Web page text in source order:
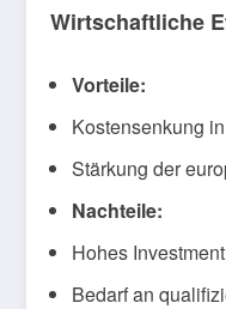
Wirtschaftliche
Vorteile:
Kostensenkung
Stärkung der
Nachteile:
Hohes
Bedarf an